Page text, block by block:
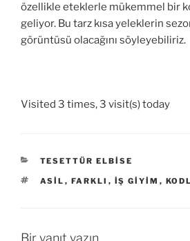
özellikle eteklerle mükemmel bir
geliyor. Bu tarz kısa yeleklerin
görüntüsü olacağını söyleyebiliriz.
Visited 3 times, 3 visit(s) today
KATEGORILER
TESETTÜR ELBISE
ETIKETLER
ASIL , FARKLI , IŞ GIYIM ,
Bir yanıt yazın